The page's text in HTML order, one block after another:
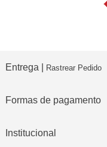
Entrega | Rastrear Pedido
Formas de pagamento
Institucional